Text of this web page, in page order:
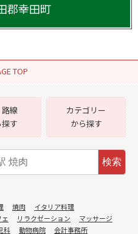
郡幸田町
TOP
線
す
カテゴリー
から探す
検索
焼肉
イタリア料理
リラクゼーション
マッサージ
科 動物病院
会計事務所